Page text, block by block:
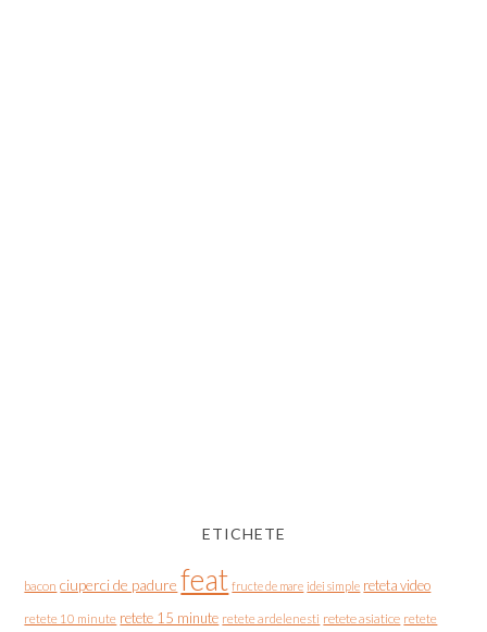
ETICHETE
bacon ciuperci de padure feat fructe de mare idei simple reteta video
retete 10 minute retete 15 minute retete ardelenesti retete asiatice retete